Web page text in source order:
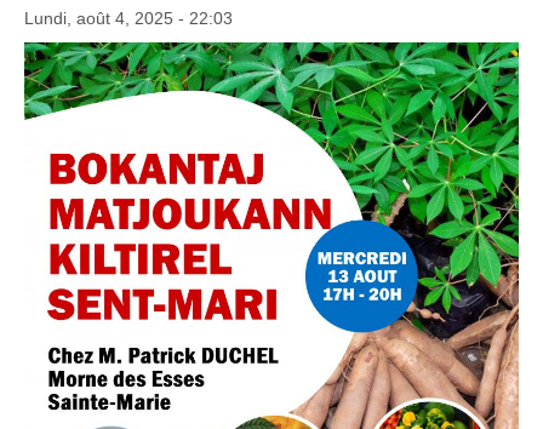
Lundi, août 4, 2025 - 22:03